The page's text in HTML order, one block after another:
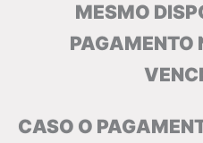
MESMO
PAGAMENTO
CASO O